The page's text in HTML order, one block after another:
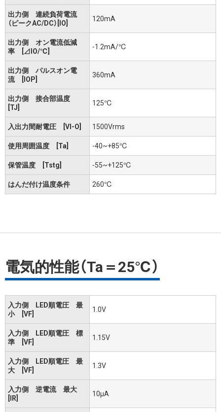
出力側 連続負荷電流
（ピークAC/DC）[IO]
120mA
出力側 オン電流低減
率 [⊿IO/℃]
-1.2mA/℃
出力側 パルスオン電
流 [IOP]
360mA
出力側 接合部温度
[TJ]
125℃
入出力間耐電圧 [VI-O] 1500Vrms
使用周囲温度 [Ta] -40~+85℃
保管温度 [Tstg] -55~+125℃
はんだ付け温度条件 260℃
電気的性能（Ta＝25℃）
入力側 LED順電圧 最
小 [VF]
1.0V
入力側 LED順電圧 標
準 [VF]
1.15V
入力側 LED順電圧 最
大 [VF]
1.3V
入力側 逆電流 最大
[IR]
10μA